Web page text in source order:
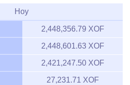
Hoy
2,448,356.79 XOF
2,448,601.63 XOF
2,421,247.50 XOF
27,231.71 XOF